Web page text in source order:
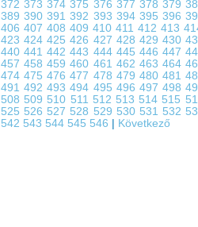
372373374375 376 377 378 379
389390391392 393 394 395 396
406 407 408 409 410 411 412 413
423424425426 427 428 429 430
440441442443 444 445 446 447
457458459460 461 462 463 464
474475476477 478 479 480 481
491492493494 495 496 497 498
508 509 510 511 512 513 514 515
525 526 527 528 529 530 531 532
542 543 544 545 546 Következő